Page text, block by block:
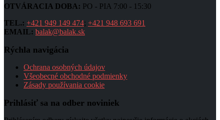
OTVÁRACIA DOBA: PO - PIA 7:00 - 15:30
TEL.: +421 949 149 474; +421 948 693 691
EMAIL: balak@balak.sk
Rýchla navigácia
Ochrana osobných údajov
Všeobecné obchodné podmienky
Zásady používania cookie
Prihlásiť sa na odber noviniek